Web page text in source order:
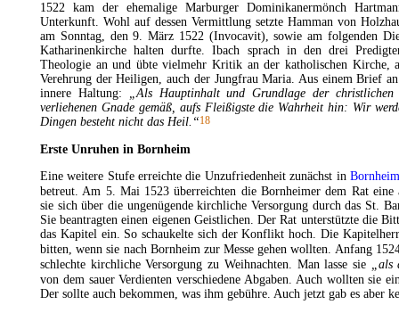
1522 kam der ehemalige Marburger Dominikanermönch
Unterkunft. Wohl auf dessen Vermittlung setzte Hamman von
am Sonntag, den 9. März 1522 (Invocavit), sowie am folgenden
Katharinenkirche halten durfte. Ibach sprach in den drei
Theologie an und übte vielmehr Kritik an der katholischen Kirche,
Verehrung der Heiligen, auch der Jungfrau Maria. Aus einem Brief
innere Haltung: „Als Hauptinhalt und Grundlage der
verliehenen Gnade gemäß, aufs Fleißigste die Wahrheit hin: Wir
Dingen besteht nicht das Heil.“18
Erste Unruhen in Bornheim
Eine weitere Stufe erreichte die Unzufriedenheit zunächst in Bornheim
betreut. Am 5. Mai 1523 überreichten die Bornheimer dem Rat eine
sie sich über die ungenügende kirchliche Versorgung durch das St.
Sie beantragten einen eigenen Geistlichen. Der Rat unterstützte die
das Kapitel ein. So schaukelte sich der Konflikt hoch. Die
bitten, wenn sie nach Bornheim zurMesse gehen wollten. Anfang
schlechte kirchliche Versorgung zu Weihnachten. Man lasse sie „als
von dem sauer Verdienten verschiedene Abgaben. Auch wollten sie
Der sollte auch bekommen, was ihm gebühre. Auch jetzt gab es aber